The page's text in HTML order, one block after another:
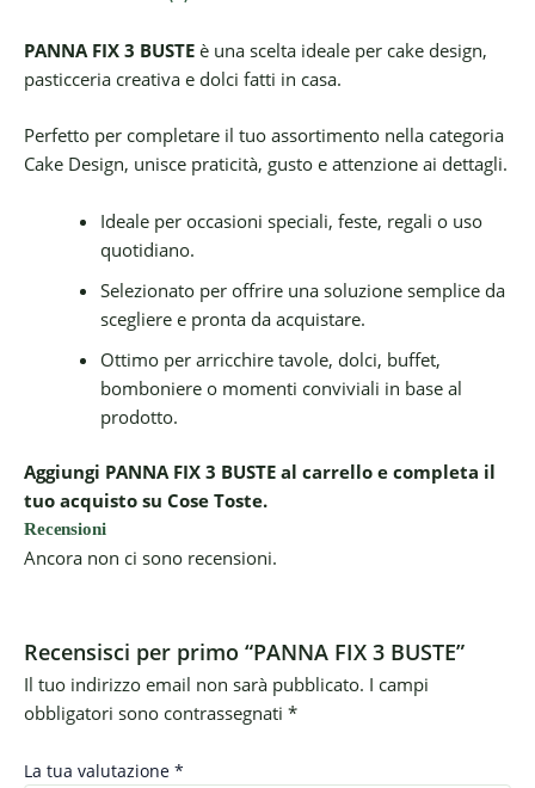
PANNA FIX 3 BUSTE è una scelta ideale per cake design,
pasticceria creativa e dolci fatti in casa.
Perfetto per completare il tuo assortimento nella categoria
Cake Design, unisce praticità, gusto e attenzione ai dettagli.
Ideale per occasioni speciali, feste, regali o uso
quotidiano.
Selezionato per offrire una soluzione semplice da
scegliere e pronta da acquistare.
Ottimo per arricchire tavole, dolci, buffet,
bomboniere o momenti conviviali in base al
prodotto.
Aggiungi PANNA FIX 3 BUSTE al carrello e completa il
tuo acquisto su Cose Toste.
Recensioni
Ancora non ci sono recensioni.
Recensisci per primo “PANNA FIX 3 BUSTE”
Il tuo indirizzo email non sarà pubblicato. I campi
obbligatori sono contrassegnati *
La tua valutazione *